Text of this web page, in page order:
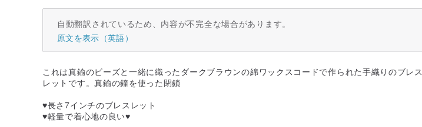
自動翻訳されているため、内容が不完全な場合があります。
原文を表示（英語）
これは真鍮のビーズと一緒に織ったダークブラウンの綿ワックスコードで作られた手織りのブレス
レットです。真鍮の鐘を使った閉鎖
♥長さ7インチのブレスレット
♥軽量で着心地の良い♥